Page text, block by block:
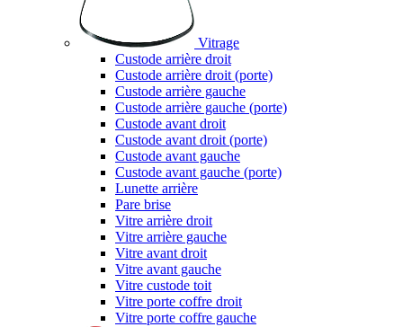
Vitrage
Custode arrière droit
Custode arrière droit (porte)
Custode arrière gauche
Custode arrière gauche (porte)
Custode avant droit
Custode avant droit (porte)
Custode avant gauche
Custode avant gauche (porte)
Lunette arrière
Pare brise
Vitre arrière droit
Vitre arrière gauche
Vitre avant droit
Vitre avant gauche
Vitre custode toit
Vitre porte coffre droit
Vitre porte coffre gauche